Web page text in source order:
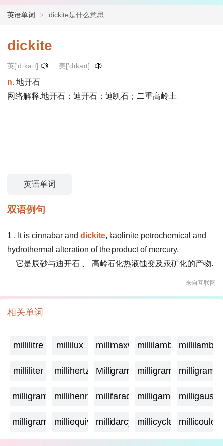
英语单词 dickite是什么意思
dickite
英['dɪkaɪt] 美['dɪkaɪt]
n. 地开石
网络解释.地开石；迪开石；迪凯石；二重高岭土
英语单词
双语例句
1 . It is cinnabar and dickite, kaolinite petrochemical and
hydrothermal alteration of the product of mercury.
它是辰砂与迪开石 、 高岭石化热液蚀变及汞矿化的产物.
来自互联网
相关单词
millilitre millilux millimaxwellmillilambda
milliliter millihertz Milligramagemilligrame
milligrammemillihenry millifarad milligammamilligauss
milligram milliequivalentmillidarcy millicycle